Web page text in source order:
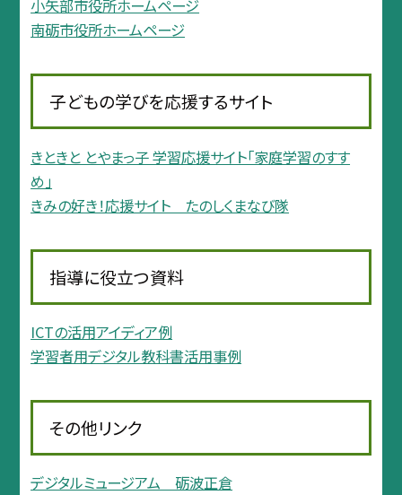
小矢部市役所ホームページ
南砺市役所ホームページ
子どもの学びを応援するサイト
きときと とやまっ子 学習応援サイト「家庭学習のすす
め」
きみの好き！応援サイト たのしくまなび隊
指導に役立つ資料
ICTの活用アイディア例
学習者用デジタル教科書活用事例
その他リンク
デジタルミュージアム 砺波正倉